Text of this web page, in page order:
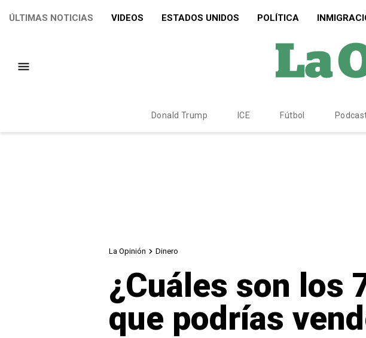
ÚLTIMAS NOTICIAS VIDEOS ESTADOS UNIDOS POLÍTICA
Donald Trump ICE Fútbol
La Opinión Dinero
¿Cuáles son los
que podrías